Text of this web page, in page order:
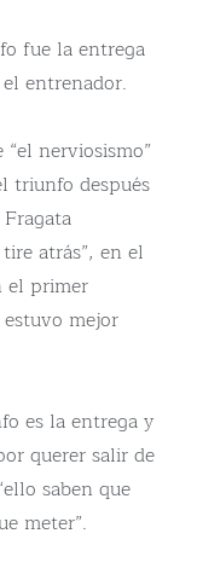
fue la entrega
entrenador.
nerviosismo”
triunfo después
atrás”, en el
el primer
mejor
es la entrega y
querer salir de
saben que
meter”.